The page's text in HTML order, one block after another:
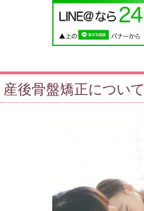
産後骨盤矯正について